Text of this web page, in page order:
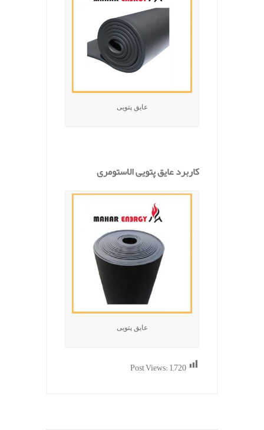
عایق پتویی
کاربرد عایق پتویی الاستومری
عایق پتویی
Post Views:1,720